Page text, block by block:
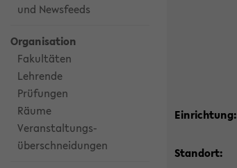
und Newsfeeds
Organisation
Fakultäten
Lehrende
Prüfungen
Räume
Veranstaltungs-
überschneidungen
Einrichtung:
Standort: